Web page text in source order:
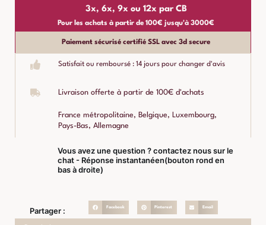
3x, 6x, 9x ou 12x par CB
Pour les achats à partir de 100€ jusqu'à 3000€
Paiement sécurisé certifié SSL avec 3d secure
Satisfait ou remboursé : 14 jours pour changer d'avis
Livraison offerte à partir de 100€ d'achats
France métropolitaine, Belgique, Luxembourg,
Pays-Bas, Allemagne
Vous avez une question ? contactez nous sur le
chat - Réponse instantanéen(bouton rond en
bas à droite)
Partager : Facebook Pinterest Email